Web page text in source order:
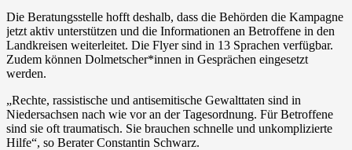
Die Beratungsstelle hofft deshalb, dass die Behörden die Kampagne
jetzt aktiv unterstützen und die Informationen an Betroffene in den
Landkreisen weiterleitet. Die Flyer sind in 13 Sprachen verfügbar.
Zudem können Dolmetscher*innen in Gesprächen eingesetzt
werden.
„Rechte, rassistische und antisemitische Gewalttaten sind in
Niedersachsen nach wie vor an der Tagesordnung. Für Betroffene
sind sie oft traumatisch. Sie brauchen schnelle und unkomplizierte
Hilfe“, so Berater Constantin Schwarz.